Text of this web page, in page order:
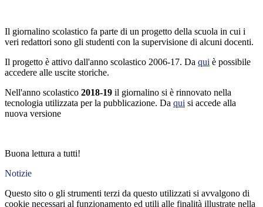
Il giornalino scolastico fa parte di un progetto della scuola in cui i
veri redattori sono gli studenti con la supervisione di alcuni docenti.
Il progetto è attivo dall'anno scolastico 2006-17. Da qui è possibile
accedere alle uscite storiche.
Nell'anno scolastico 2018-19 il giornalino si è rinnovato nella
tecnologia utilizzata per la pubblicazione. Da qui si accede alla
nuova versione
Buona lettura a tutti!
Notizie
Questo sito o gli strumenti terzi da questo utilizzati si avvalgono di
cookie necessari al funzionamento ed utili alle finalità illustrate nella